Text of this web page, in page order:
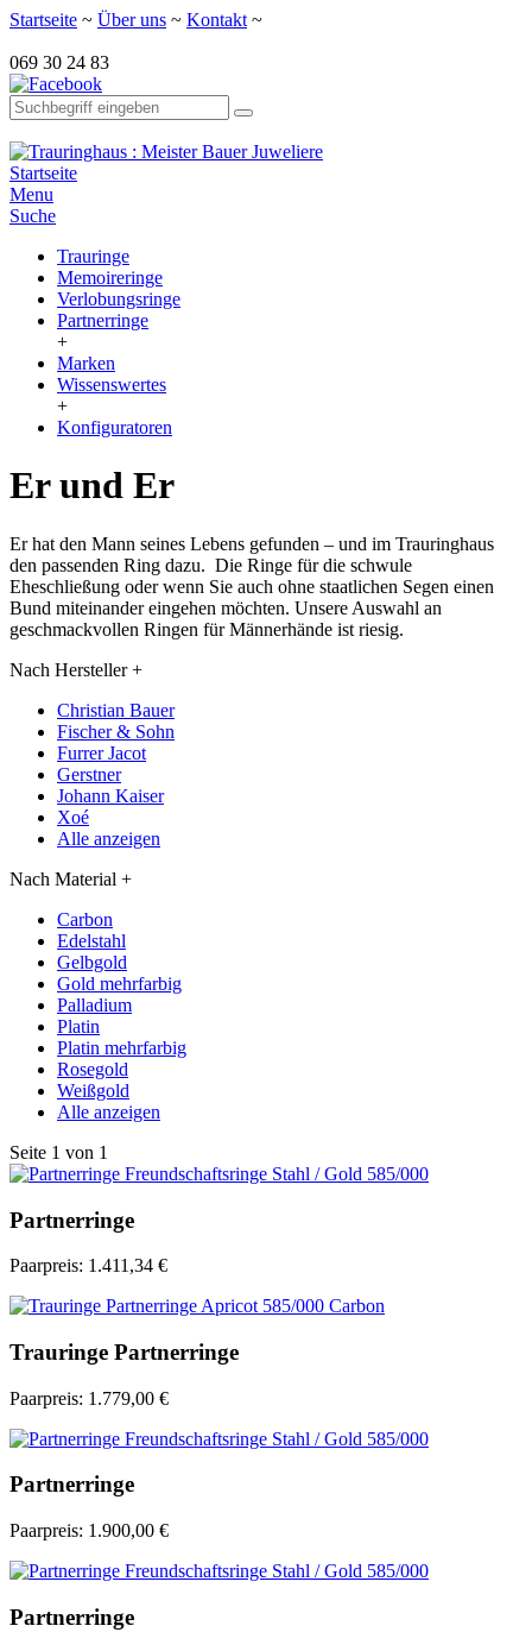
Startseite ~ Über uns ~ Kontakt ~
069 30 24 83
Startseite
Menu
Suche
Trauringe
Memoireringe
Verlobungsringe
Partnerringe
+
Marken
Wissenswertes
+
Konfiguratoren
Er und Er
Er hat den Mann seines Lebens gefunden – und im Trauringhaus
den passenden Ring dazu. Die Ringe für die schwule
Eheschließung oder wenn Sie auch ohne staatlichen Segen einen
Bund miteinander eingehen möchten. Unsere Auswahl an
geschmackvollen Ringen für Männerhände ist riesig.
Nach Hersteller+
Christian Bauer
Fischer & Sohn
Furrer Jacot
Gerstner
Johann Kaiser
Xoé
Alle anzeigen
Nach Material +
Carbon
Edelstahl
Gelbgold
Gold mehrfarbig
Palladium
Platin
Platin mehrfarbig
Rosegold
Weißgold
Alle anzeigen
Seite 1 von 1
Partnerringe
Paarpreis: 1.411,34 €
Trauringe Partnerringe
Paarpreis: 1.779,00 €
Partnerringe
Paarpreis: 1.900,00 €
Partnerringe